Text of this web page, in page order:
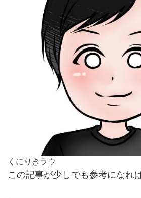
くにりきラウ
この記事が少しでも参考になれ